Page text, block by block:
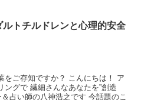
ルトチルドレンと心理的安全
をご存知ですか？ こんにちは！ ア
グで 繊細さんなあなたを”創造
占い師の八神浩之です 今話題のこ